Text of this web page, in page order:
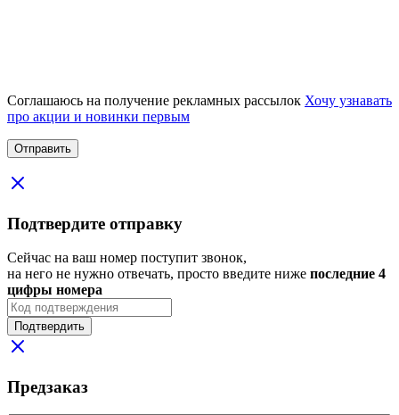
Соглашаюсь на получение рекламных рассылок Хочу узнавать
про акции и новинки первым
Подтвердите отправку
Сейчас на ваш номер поступит звонок,
на него не нужно отвечать, просто введите ниже последние 4
цифры номера
Подтвердить
Предзаказ